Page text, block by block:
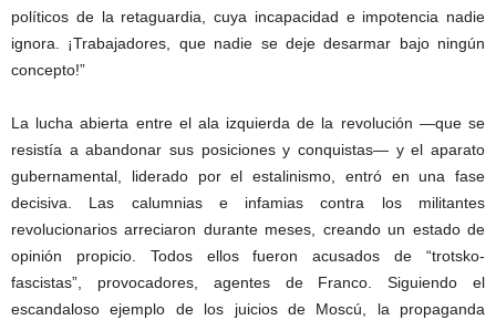
políticos de la retaguardia, cuya incapacidad e impotencia nadie
ignora. ¡Trabajadores, que nadie se deje desarmar bajo ningún
concepto!”
La lucha abierta entre el ala izquierda de la revolución —que se
resistía a abandonar sus posiciones y conquistas— y el aparato
gubernamental, liderado por el estalinismo, entró en una fase
decisiva. Las calumnias e infamias contra los militantes
revolucionarios arreciaron durante meses, creando un estado de
opinión propicio. Todos ellos fueron acusados de “trotsko-
fascistas”, provocadores, agentes de Franco. Siguiendo el
escandaloso ejemplo de los juicios de Moscú, la propaganda